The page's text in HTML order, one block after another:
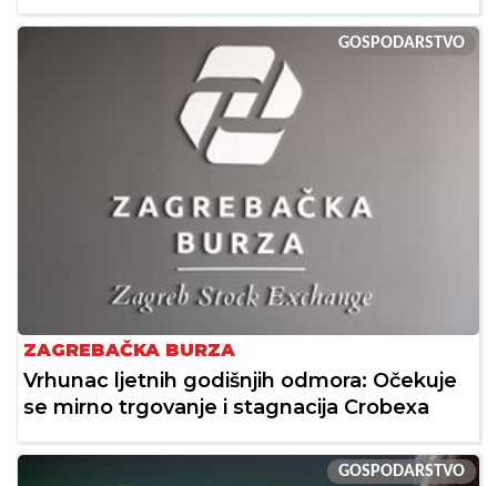
GOSPODARSTVO
ZAGREBAČKA BURZA
Vrhunac ljetnih godišnjih odmora: Očekuje
se mirno trgovanje i stagnacija Crobexa
GOSPODARSTVO